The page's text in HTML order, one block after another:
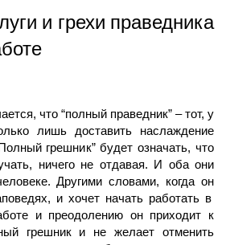
и грехи праведника
что “полный праведник” – тот, у
лишь доставить наслаждение
грешник” будет означать, что
ничего не отдавая. И оба они
Другими словами, когда он
и хочет начать работать в
и преодолению он приходит к
грешник и не желает отменить